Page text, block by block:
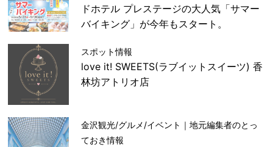
ドホテル プレステージの大人気「サマー
バイキング」が今年もスタート。
スポット情報
love it! SWEETS(ラブイットスイーツ) 香
林坊アトリオ店
金沢観光/グルメ/イベント｜地元編集者のとっ
ておき情報